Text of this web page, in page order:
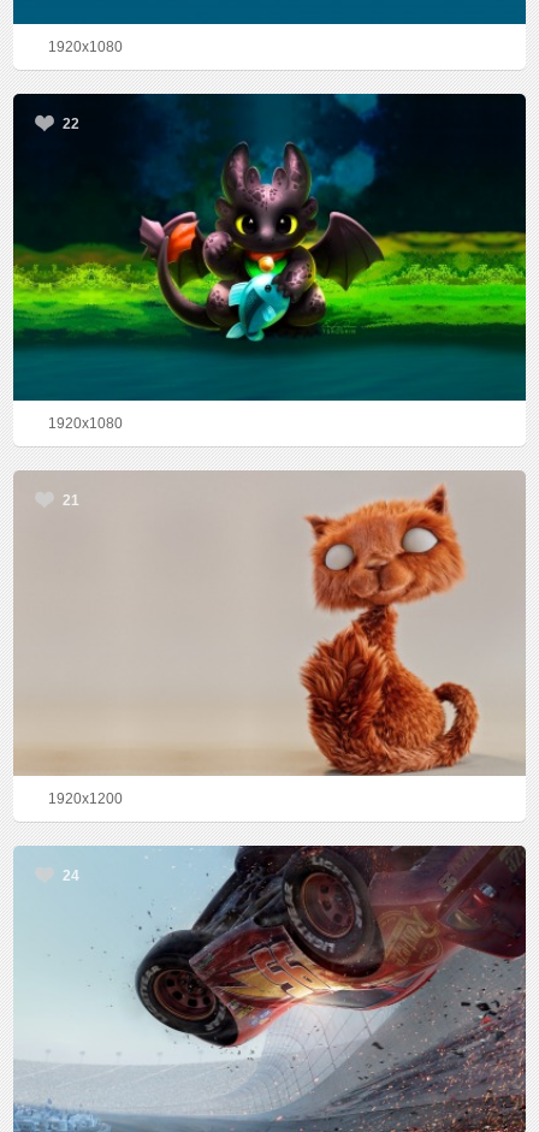
1920x1080
22
1920x1080
21
1920x1200
24